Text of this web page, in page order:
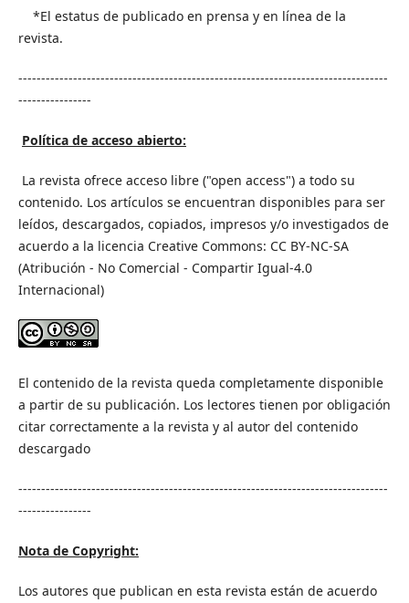
*El estatus de publicado en prensa y en línea de la
revista.
---------------------------------------------------------------------------------
----------------
Política de acceso abierto:
La revista ofrece acceso libre ("open access") a todo su
contenido. Los artículos se encuentran disponibles para ser
leídos, descargados, copiados, impresos y/o investigados de
acuerdo a la licencia Creative Commons: CC BY-NC-SA
(Atribución - No Comercial - Compartir Igual-4.0
Internacional)
El contenido de la revista queda completamente disponible
a partir de su publicación. Los lectores tienen por obligación
citar correctamente a la revista y al autor del contenido
descargado
---------------------------------------------------------------------------------
----------------
Nota de Copyright:
Los autores que publican en esta revista están de acuerdo